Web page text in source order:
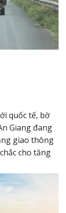
quốc tế, bờ
Giang đang
giao thông
cho tăng